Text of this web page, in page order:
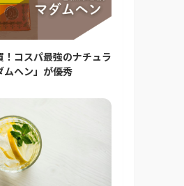
！コスパ最強のナチュラ
ムヘン」が優秀